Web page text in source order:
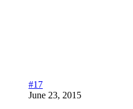
#17
June 23, 2015